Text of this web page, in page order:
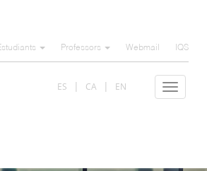
Professors Webmail IQS
Toggle
ES CA EN